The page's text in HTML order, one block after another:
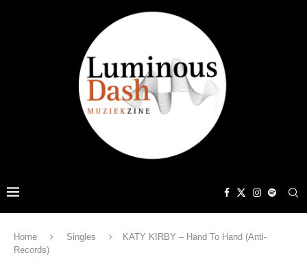
Home Singles
KATY KIRBY – Hand To Hand (Anti-
Records)